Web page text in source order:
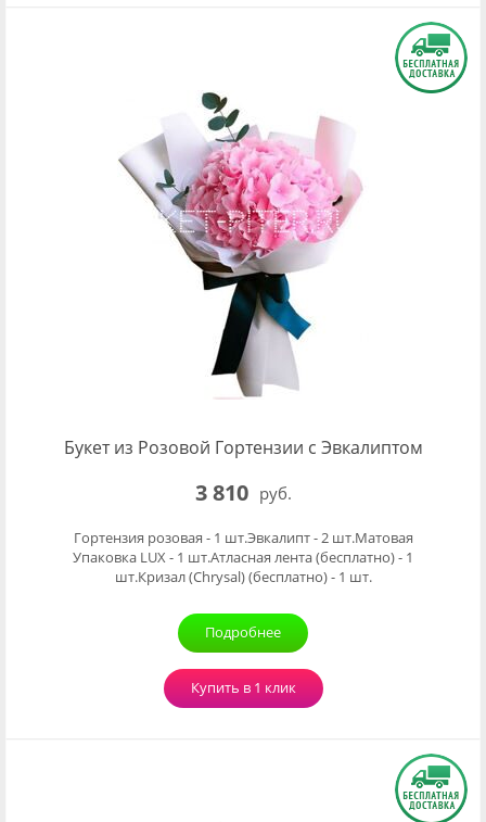
Букет из Розовой Гортензии с Эвкалиптом
3 810 руб.
Гортензия розовая - 1 шт.Эвкалипт - 2 шт.Матовая
Упаковка LUX - 1 шт.Атласная лента (бесплатно) - 1
шт.Кризал (Chrysal) (бесплатно) - 1 шт.
Подробнее
Купить в 1 клик